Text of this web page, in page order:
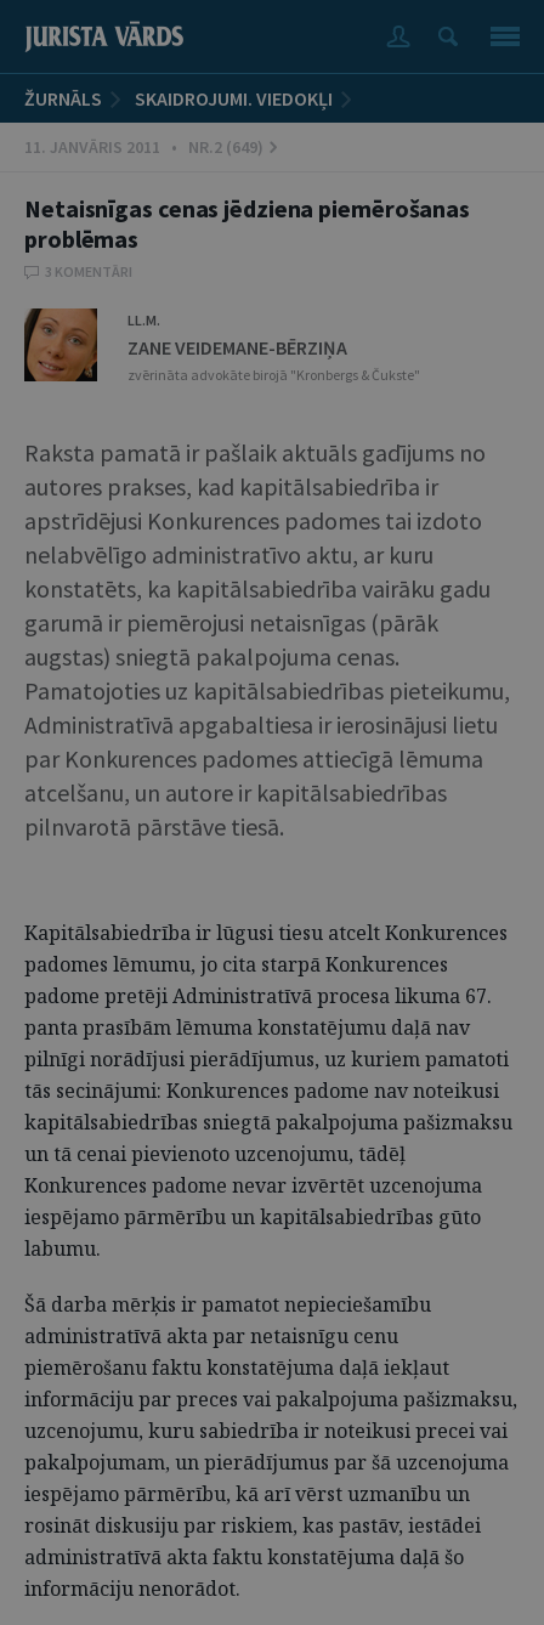
ŽURNĀLS SKAIDROJUMI. VIEDOKĻI
11. JANVĀRIS 2011 • NR.2 (649)
Netaisnīgas cenas jēdziena piemērošanas
problēmas
3 KOMENTĀRI
LL.M.
ZANE VEIDEMANE-BĒRZIŅA
zvērināta advokāte birojā "Kronbergs & Čukste"
Raksta pamatā ir pašlaik aktuāls gadījums no
autores prakses, kad kapitālsabiedrība ir
apstrīdējusi Konkurences padomes tai izdoto
nelabvēlīgo administratīvo aktu, ar kuru
konstatēts, ka kapitālsabiedrība vairāku gadu
garumā ir piemērojusi netaisnīgas (pārāk
augstas) sniegtā pakalpojuma cenas.
Pamatojoties uz kapitālsabiedrības pieteikumu,
Administratīvā apgabaltiesa ir ierosinājusi lietu
par Konkurences padomes attiecīgā lēmuma
atcelšanu, un autore ir kapitālsabiedrības
pilnvarotā pārstāve tiesā.
Kapitālsabiedrība ir lūgusi tiesu atcelt Konkurences
padomes lēmumu, jo cita starpā Konkurences
padome pretēji Administratīvā procesa likuma 67.
panta prasībām lēmuma konstatējumu daļā nav
pilnīgi norādījusi pierādījumus, uz kuriem pamatoti
tās secinājumi: Konkurences padome nav noteikusi
kapitālsabiedrības sniegtā pakalpojuma pašizmaksu
un tā cenai pievienoto uzcenojumu, tādēļ
Konkurences padome nevar izvērtēt uzcenojuma
iespējamo pārmērību un kapitālsabiedrības gūto
labumu.
Šā darba mērķis ir pamatot nepieciešamību
administratīvā akta par netaisnīgu cenu
piemērošanu faktu konstatējuma daļā iekļaut
informāciju par preces vai pakalpojuma pašizmaksu,
uzcenojumu, kuru sabiedrība ir noteikusi precei vai
pakalpojumam, un pierādījumus par šā uzcenojuma
iespējamo pārmērību, kā arī vērst uzmanību un
rosināt diskusiju par riskiem, kas pastāv, iestādei
administratīvā akta faktu konstatējuma daļā šo
informāciju nenorādot.